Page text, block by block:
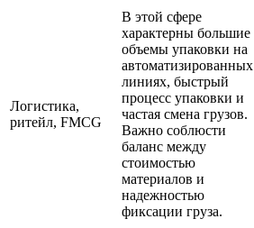
Логистика,
ритейл, FMCG
В этой сфере
характерны большие
объемы упаковки на
автоматизированных
линиях, быстрый
процесс упаковки и
частая смена грузов.
Важно соблюсти
баланс между
стоимостью
материалов и
надежностью
фиксации груза.